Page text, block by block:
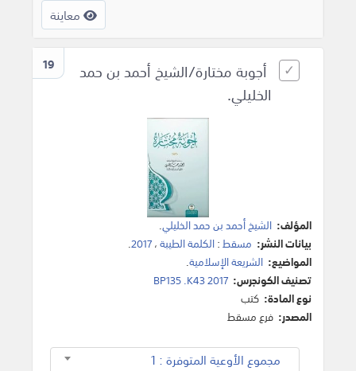
معاينة
19
أجوبة مختارة/الشيخ أحمد بن حمد
الخليلي.
المؤلف: الشيخ أحمد بن حمد الخليلي.
بيانات النشر: مسقط:الكلمة الطيبة،2017
.
المواضيع: الشريعة الإسلامية.
تصنيف الكونجرس: BP135 .K43 2017
نوع المادة: كتب
المصدر: فرع مسقط
مجموع الأوعية المتوفرة : 1